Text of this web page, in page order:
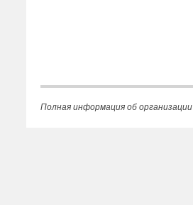
Полная информация об организации